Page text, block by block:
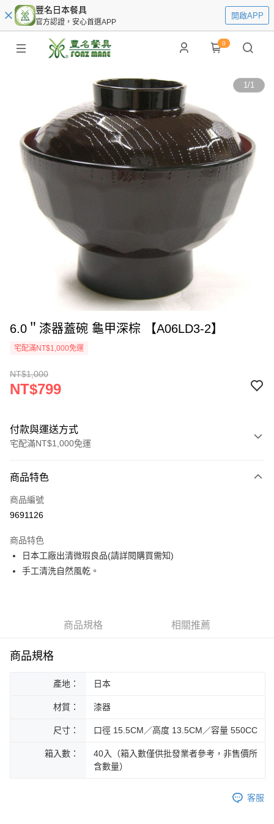
豐名日本餐具
官方認證，安心首選APP
開啟APP
0
1/1
6.0＂漆器蓋碗 龜甲深棕 【A06LD3-2】
宅配滿NT$1,000免運
NT$1,000
NT$799
付款與運送方式
宅配滿NT$1,000免運
信用卡一次付款
LINE Pay
街口支付
悠遊付
運送方式
每筆NT$200，滿NT$1,000(含以上)免運費
黑貓外島宅配
每筆NT$360
商品特色
商品編號
9691126
商品特色
日本工廠出清微瑕良品(請詳閱購買需知)
手工清洗自然風乾。
商品規格 相關推薦
商品規格
產地： 日本
材質： 漆器
尺寸： 口徑 15.5CM／高度 13.5CM／容量 550CC
箱入數：
40入（箱入數僅供批發業者參考，非售價所
含數量）
客服